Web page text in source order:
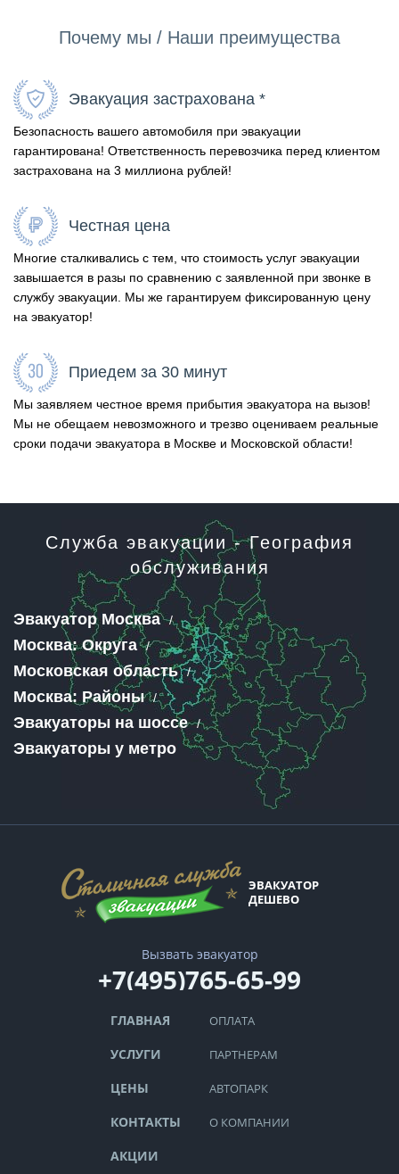
Почему мы / Наши преимущества
Эвакуация застрахована *
Безопасность вашего автомобиля при эвакуации
гарантирована! Ответственность перевозчика перед клиентом
застрахована на 3 миллиона рублей!
Честная цена
Многие сталкивались с тем, что стоимость услуг эвакуации
завышается в разы по сравнению с заявленной при звонке в
службу эвакуации. Мы же гарантируем фиксированную цену
на эвакуатор!
Приедем за 30 минут
Мы заявляем честное время прибытия эвакуатора на вызов!
Мы не обещаем невозможного и трезво оцениваем реальные
сроки подачи эвакуатора в Москве и Московской области!
Служба эвакуации - География
обслуживания
Эвакуатор Москва
Москва: Округа
Московская область
Москва: Районы
Эвакуаторы на шоссе
Эвакуаторы у метро
ЭВАКУАТОР
ДЕШЕВО
Вызвать эвакуатор
+7(495)765-65-99
ГЛАВНАЯ
УСЛУГИ
ЦЕНЫ
КОНТАКТЫ
АКЦИИ
ОПЛАТА
ПАРТНЕРАМ
АВТОПАРК
О КОМПАНИИ